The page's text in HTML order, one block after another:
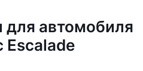
для автомобиля
Escalade